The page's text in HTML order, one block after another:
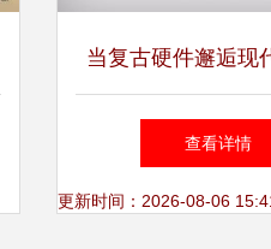
当复古硬件邂逅现
尼经典录音机的软
查看详情
更新时间：2026-08-06